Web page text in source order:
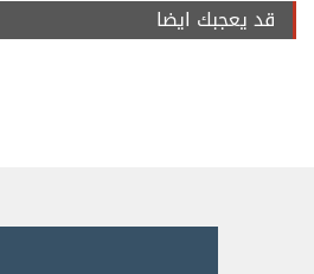
قد يعجبك ايضا